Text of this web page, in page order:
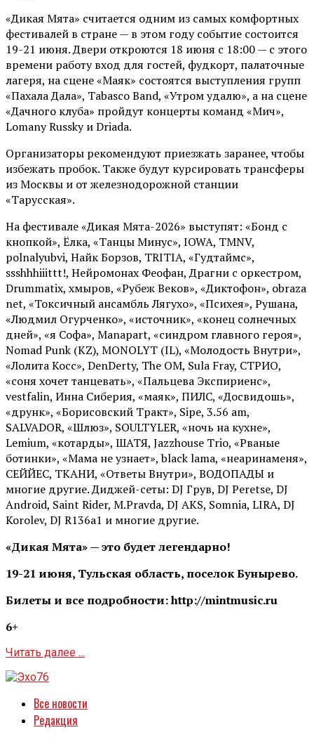
«Дикая Мята» считается одним из самых комфортных
фестивалей в стране — в этом году событие состоится
19-21 июня. Двери откроются 18 июня с 18:00 — с этого
времени работу вход для гостей, фудкорт, палаточные
лагеря, на сцене «Маяк» состоятся выступления групп
«Пахала Дала», Tabasco Band, «Утром удалю», а на сцене
«Дачного клуба» пройдут концерты команд «Мич»,
Lomany Russky и Driada.
Организаторы рекомендуют приезжать заранее, чтобы
избежать пробок. Также будут курсировать трансферы
из Москвы и от железнодорожной станции
«Тарусская».
На фестивале «Дикая Мята-2026» выступят: «Бонд с
кнопкой», Ёлка, «Танцы Минус», IOWA, TMNV,
polnalyubvi, Найк Борзов, TRITIA, «Гудтаймс»,
ssshhhiiittt!, Нейромонах Феофан, Драгни с оркестром,
Drummatix, хмыров, «Рубеж Веков», «Диктофон», obraza
net, «Токсичный ансамбль Лягухо», «Психея», Рушана,
«Людмил Огурченко», «источник», «конец солнечных
дней», «я Софа», Manapart, «синдром главного героя»,
Nomad Punk (KZ), MONOLYT (IL), «Молодость Внутри»,
«Лолита Косс», DenDerty, The OM, Sula Fray, СТРИО,
«соня хочет танцевать», «Пальцева Экспириенс»,
vestfalin, Инна Сиберия, «маяк», ПИЛС, «Досвидошь»,
«друнк», «Борисовский Тракт», Sipe, 3.56 am,
SALVADOR, «Шлюз», SOULTYLER, «ночь на кухне»,
Lemium, «котарды», ШАТЯ, Jazzhouse Trio, «Рваные
ботинки», «Мама не узнает», black lama, «неаринаменя»,
СЕЙЙЕС, ТКАНИ, «Ответы Внутри», ВОДОПАДЫ и
многие другие. Диджей-сеты: DJ Грув, DJ Peretse, DJ
Android, Saint Rider, М.Pravda, DJ AKS, Somnia, LIRA, DJ
Korolev, DJ R136a1 и многие другие.
«Дикая Мята» — это будет легендарно!
19-21 июня, Тульская область, поселок Бунырево.
Билеты и все подробности: http://mintmusic.ru
6+
Читать далее ...
Все новости
Редакция